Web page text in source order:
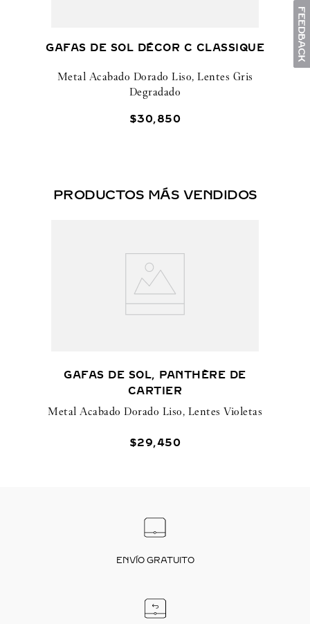
GAFAS DE SOL DÉCOR C CLASSIQUE
Metal Acabado Dorado Liso, Lentes Gris
Degradado
$30,850
PRODUCTOS MÁS VENDIDOS
GAFAS DE SOL, PANTHÈRE DE
CARTIER
Metal Acabado Dorado Liso, Lentes Violetas
$29,450
ENVÍO GRATUITO